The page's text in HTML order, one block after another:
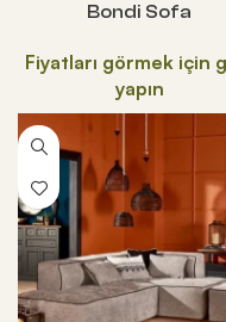
Bondi Sofa